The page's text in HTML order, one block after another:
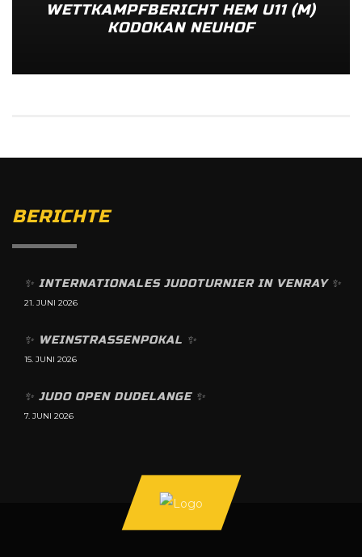
WETTKAMPFBERICHT HEM U11 (M)
KODOKAN NEUHOF
BERICHTE
✨️ INTERNATIONALES JUDOTURNIER IN VENRAY ✨️
21. JUNI 2026
✨️ WEINSTRASSENPOKAL ✨️
15. JUNI 2026
✨️ JUDO OPEN DUDELANGE ✨️
7. JUNI 2026